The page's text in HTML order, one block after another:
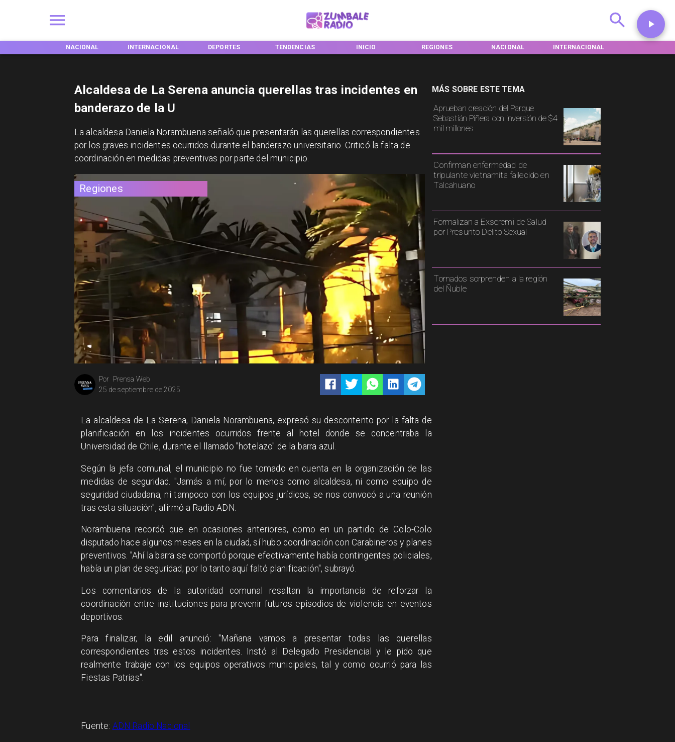
NACIONAL INTERNACIONAL DEPORTES TENDENCIAS INICIO REGIONES NACIONAL INTERNACIONAL
Regiones
Prensa Web
Por
25 de septiembre de 2025
Aprueban creación del Parque
Sebastián Piñera con inversión de $4
mil millones
Confirman enfermedad de
tripulante vietnamita fallecido en
Talcahuano
Formalizan a Exseremi de Salud
por Presunto Delito Sexual
Tornados sorprenden a la región
del Ñuble
MÁS SOBRE ESTE TEMA
Alcaldesa de La Serena anuncia querellas tras incidentes en
banderazo de la U
La alcaldesa Daniela Norambuena señaló que presentarán las querellas correspondientes
por los graves incidentes ocurridos durante el banderazo universitario. Criticó la falta de
coordinación en medidas preventivas por parte del municipio.
La alcaldesa de La Serena, Daniela Norambuena, expresó su descontento por la falta de
planificación en los incidentes ocurridos frente al hotel donde se concentraba la
Universidad de Chile, durante el llamado "hotelazo" de la barra azul.
Según la jefa comunal, el municipio no fue tomado en cuenta en la organización de las
medidas de seguridad. "Jamás a mí, por lo menos como alcaldesa, ni como equipo de
seguridad ciudadana, ni tampoco con los equipos jurídicos, se nos convocó a una reunión
tras esta situación", afirmó a Radio ADN.
Norambuena recordó que en ocasiones anteriores, como en un partido de Colo-Colo
disputado hace algunos meses en la ciudad, sí hubo coordinación con Carabineros y planes
preventivos. "Ahí la barra se comportó porque efectivamente había contingentes policiales,
había un plan de seguridad; por lo tanto aquí faltó planificación", subrayó.
Los comentarios de la autoridad comunal resaltan la importancia de reforzar la
coordinación entre instituciones para prevenir futuros episodios de violencia en eventos
deportivos.
Para finalizar, la edil anunció: "Mañana vamos a presentar todas las querellas
correspondientes tras estos incidentes. Instó al Delegado Presidencial y le pido que
realmente trabaje con los equipos operativos municipales, tal y como ocurrió para las
Fiestas Patrias".
Fuente: ADN Radio Nacional